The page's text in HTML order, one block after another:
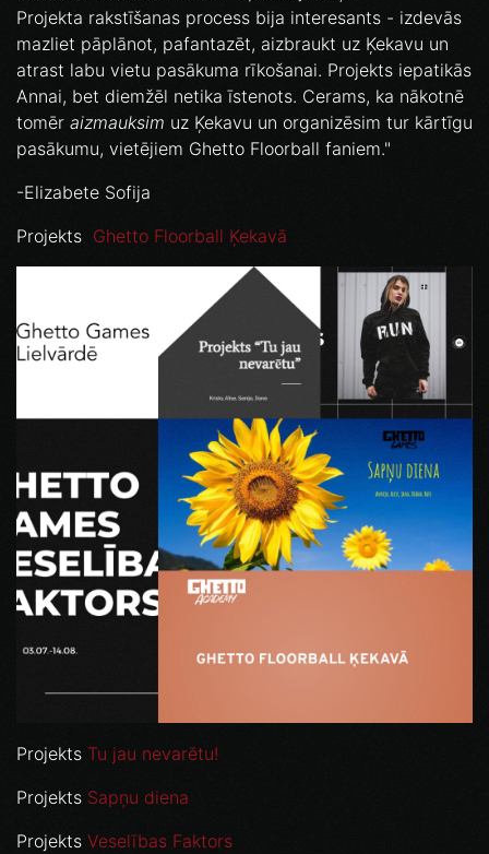
Projekta rakstīšanas process bija interesants - izdevās
mazliet pāplānot, pafantazēt, aizbraukt uz Ķekavu un
atrast labu vietu pasākuma rīkošanai. Projekts iepatikās
Annai, bet diemžēl netika īstenots. Cerams, ka nākotnē
tomēr aizmauksim uz Ķekavu un organizēsim tur kārtīgu
pasākumu, vietējiem Ghetto Floorball faniem."
-Elizabete Sofija
Projekts Ghetto Floorball Ķekavā
Projekts Tu jau nevarētu!
Projekts Sapņu diena
Projekts Veselības Faktors